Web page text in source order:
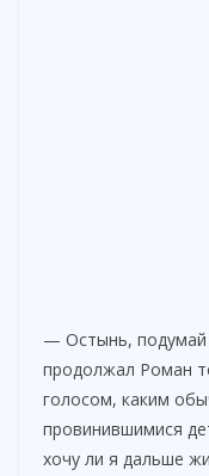
— Остынь,
продолжал Роман
голосом, каким
провинившимися
хочу ли я дальше